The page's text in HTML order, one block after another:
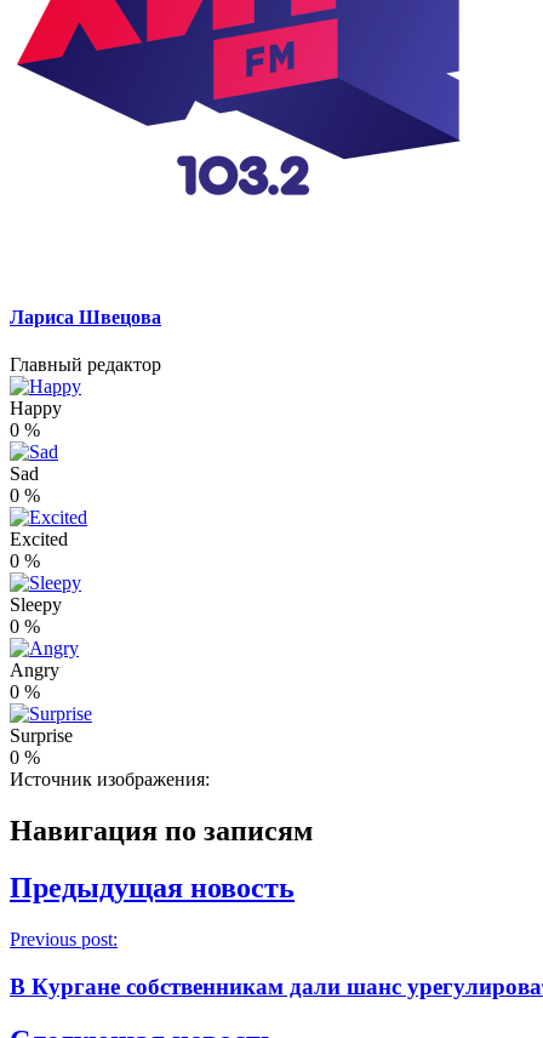
Лариса Швецова
Главный редактор
Happy
0 %
Sad
0 %
Excited
0 %
Sleepy
0 %
Angry
0 %
Surprise
0 %
Источник изображения:
Навигация по записям
Предыдущая новость
Previous post:
В Кургане собственникам дали шанс